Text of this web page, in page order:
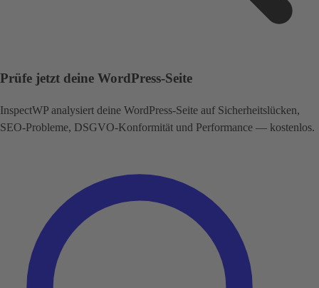
Prüfe jetzt deine WordPress-Seite
InspectWP analysiert deine WordPress-Seite auf Sicherheitslücken,
SEO-Probleme, DSGVO-Konformität und Performance — kostenlos.